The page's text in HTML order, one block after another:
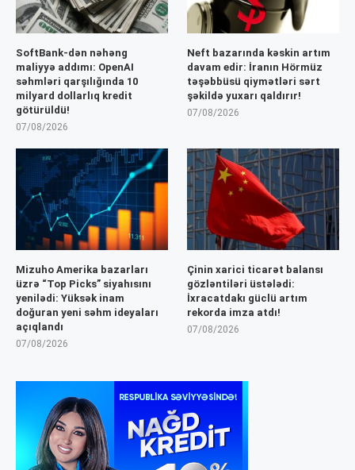
SoftBank-dən nəhəng
maliyyə addımı: OpenAI
səhmləri qarşılığında 10
milyard dollarlıq kredit
götürüldü!
07/08/2026
Neft bazarında kəskin artım
davam edir: İranın Hörmüz
təşəbbüsü qiymətləri sərt
şəkildə yuxarı qaldırır!
07/08/2026
Mizuho Amerika bazarları
üzrə “Top Picks” siyahısını
yenilədi: Yüksək inam
doğuran yeni səhm ideyaları
açıqlandı
07/08/2026
Çinin xarici ticarət balansı
gözləntiləri üstələdi:
İxracatdakı güclü artım
rekorda imza atdı!
07/08/2026